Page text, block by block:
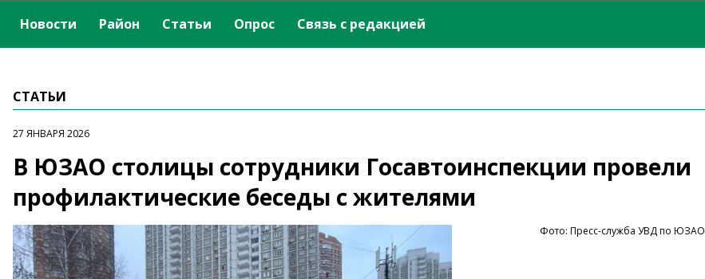
Новости Район Статьи Опрос Связь с редакцией
СТАТЬИ
27 ЯНВАРЯ 2026
В ЮЗАО столицы сотрудники Госавтоинспекции провели
профилактические беседы с жителями
Фото: Пресс-служба УВД по ЮЗАО